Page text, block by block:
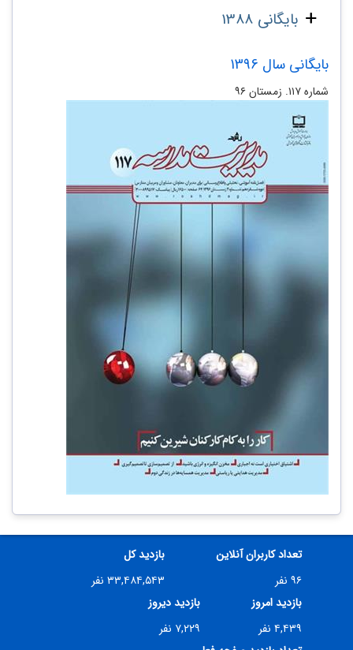
بایگانی 1388
بایگانی سال 1396
شماره ۱۱۷. زمستان ۹۶
تعداد کاربران آنلاین
۹۶ نفر
بازدید کل
۳۳,۴۸۴,۵۴۳ نفر
بازدید امروز
۴,۴۳۹ نفر
بازدید دیروز
۷,۲۲۹ نفر